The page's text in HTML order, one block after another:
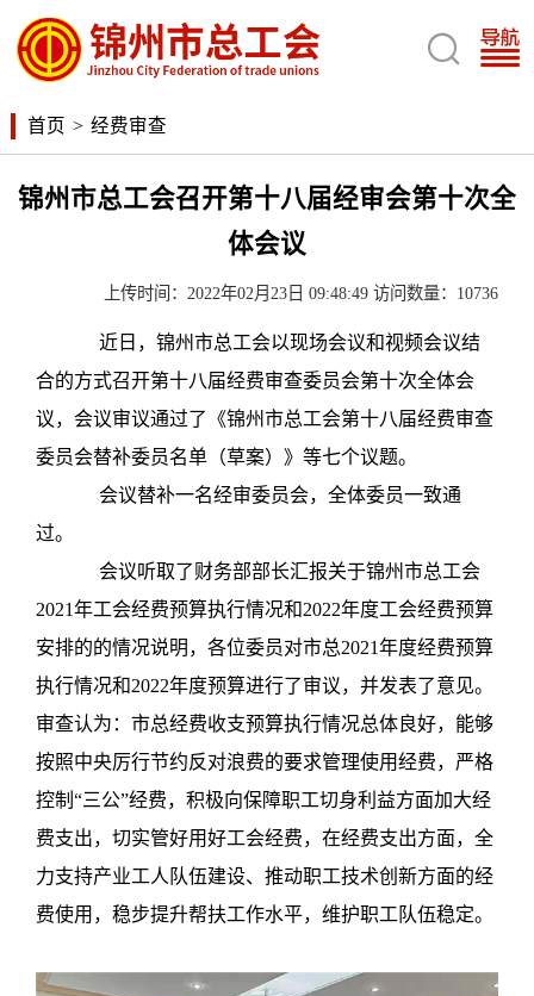

首页 > 经费审查
锦州市总工会召开第十八届经审会第十次全
体会议
上传时间：2022年02月23日 09:48:49 访问数量：10736
近日，锦州市总工会以现场会议和视频会议结
合的方式召开第十八届经费审查委员会第十次全体会
议，会议审议通过了《锦州市总工会第十八届经费审查
委员会替补委员名单（草案）》等七个议题。
会议替补一名经审委员会，全体委员一致通
过。
会议听取了财务部部长汇报关于锦州市总工会
2021年工会经费预算执行情况和2022年度工会经费预算
安排的的情况说明，各位委员对市总2021年度经费预算
执行情况和2022年度预算进行了审议，并发表了意见。
审查认为：市总经费收支预算执行情况总体良好，能够
按照中央厉行节约反对浪费的要求管理使用经费，严格
控制“三公”经费，积极向保障职工切身利益方面加大经
费支出，切实管好用好工会经费，在经费支出方面，全
力支持产业工人队伍建设、推动职工技术创新方面的经
费使用，稳步提升帮扶工作水平，维护职工队伍稳定。